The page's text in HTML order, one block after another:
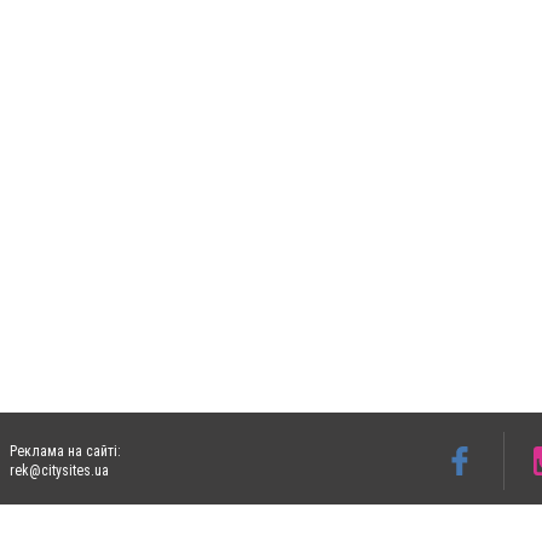
Реклама на сайті:
rek@citysites.ua